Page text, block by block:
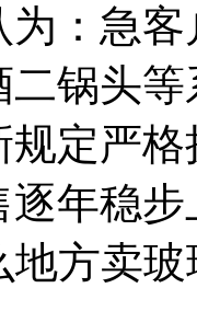
为：急
锅头
规定严
年稳
地方卖